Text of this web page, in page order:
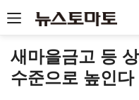
새마을금고 등
수준으로 높인다